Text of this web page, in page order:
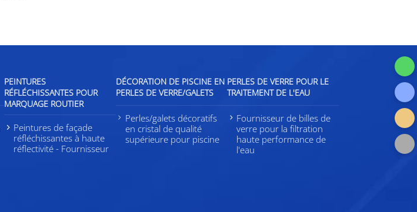
PEINTURES
RÉFLÉCHISSANTES POUR
MARQUAGE ROUTIER
Peintures de façade
réfléchissantes à haute
réflectivité - Fournisseur
DÉCORATION DE PISCINE EN
PERLES DE VERRE/GALETS
Perles/galets décoratifs
en cristal de qualité
supérieure pour piscine
PERLES DE VERRE POUR LE
TRAITEMENT DE L'EAU
Fournisseur de billes de
verre pour la filtration
haute performance de
l'eau